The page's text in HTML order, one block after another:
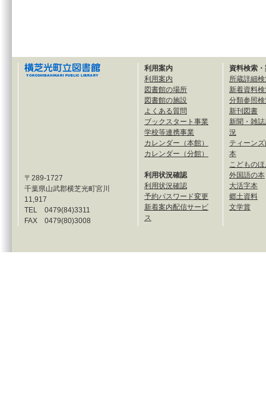
〒289-1727
千葉県山武郡横芝光町宮川
11,917
TEL 0479(84)3311
FAX 0479(80)3008
利用案内
利用案内
図書館の場所
図書館の施設
よくある質問
ブックスタート事業
学校等連携事業
カレンダー（本館）
カレンダー（分館）
利用状況確認
利用状況確認
予約パスワード変更
新着案内配信サービ
ス
資料検索
所蔵詳細
新着資料
分類参照
新刊図書
新聞・雑
況
ティーン
本
こどもの
外国語の本
大活字本
郷土資料
文学賞